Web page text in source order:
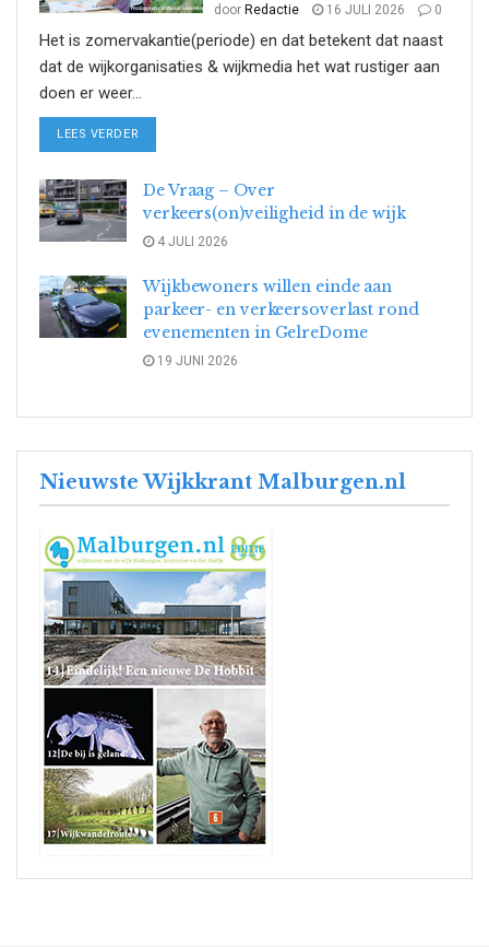
door Redactie 16 JULI 2026 0
Het is zomervakantie(periode) en dat betekent dat naast
dat de wijkorganisaties & wijkmedia het wat rustiger aan
doen er weer...
LEES VERDER
De Vraag – Over
verkeers(on)veiligheid in de wijk
4 JULI 2026
Wijkbewoners willen einde aan
parkeer- en verkeersoverlast rond
evenementen in GelreDome
19 JUNI 2026
Nieuwste Wijkkrant Malburgen.nl